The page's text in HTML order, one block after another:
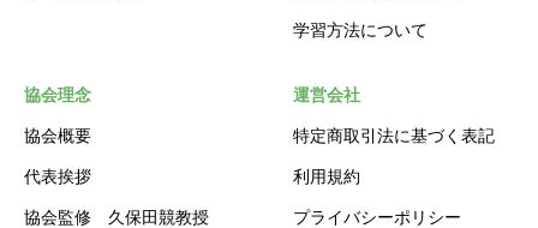
学習方法について
協会理念
協会概要
代表挨拶
協会監修 久保田競教授
運営会社
特定商取引法に基づく表記
利用規約
プライバシーポリシー